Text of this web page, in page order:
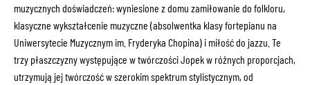
muzycznych doświadczeń: wyniesione z domu zamiłowanie do folkloru,
klasyczne wykształcenie muzyczne (absolwentka klasy fortepianu na
Uniwersytecie Muzycznym im. Fryderyka Chopina) i miłość do jazzu. Te
trzy płaszczyzny występujące w twórczości Jopek w różnych proporcjach,
utrzymują jej twórczość w szerokim spektrum stylistycznym, od